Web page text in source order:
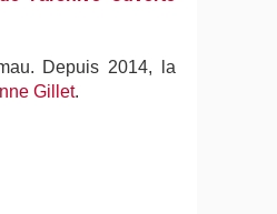
Depuis 2014, la
Gillet.